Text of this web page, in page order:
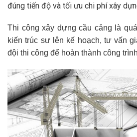
đúng tiến độ và tối ưu chi phí xây
Thi công xây dựng cầu cảng là
kiến trúc sư lên kế hoạch, tư vấn
đội thi công để hoàn thành công